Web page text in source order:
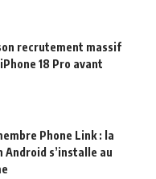
recrutement massif
18 Pro avant
Phone Link : la
Android s’installe au